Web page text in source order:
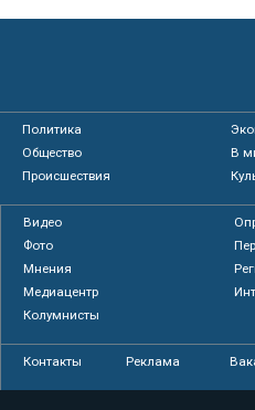
Политика
Общество
В
Происшествия
Видео
Фото
Мнения
Медиацентр
Колумнисты
Контакты Реклама